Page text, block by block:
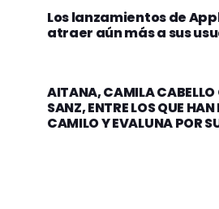
Los lanzamientos de
atraer aún más a sus
AITANA, CAMILA CABELLO
SANZ, ENTRE LOS QUE
CAMILO Y EVALUNA POR